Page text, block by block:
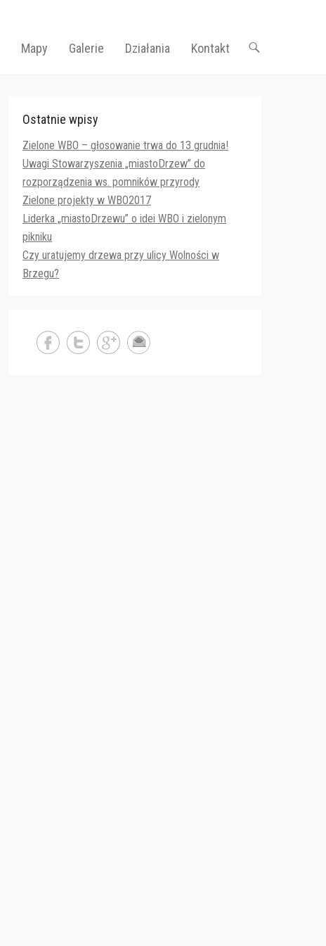
Mapy Galerie Działania Kontakt
Ostatnie wpisy
Zielone WBO – głosowanie trwa do 13 grudnia!
Uwagi Stowarzyszenia „miastoDrzew” do
rozporządzenia ws. pomników przyrody
Zielone projekty w WBO2017
Liderka „miastoDrzewu” o idei WBO i zielonym
pikniku
Czy uratujemy drzewa przy ulicy Wolności w
Brzegu?